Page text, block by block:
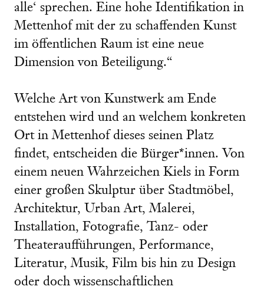
alle‘ sprechen. Eine hohe Identifikation in
Mettenhof mit der zu schaffenden Kunst
im öffentlichen Raum ist eine neue
Dimension von Beteiligung.“
Welche Art von Kunstwerk am Ende
entstehen wird und an welchem konkreten
Ort in Mettenhof dieses seinen Platz
findet, entscheiden die Bürger*innen. Von
einem neuen Wahrzeichen Kiels in Form
einer großen Skulptur über Stadtmöbel,
Architektur, Urban Art, Malerei,
Installation, Fotografie, Tanz- oder
Theateraufführungen, Performance,
Literatur, Musik, Film bis hin zu Design
oder doch wissenschaftlichen